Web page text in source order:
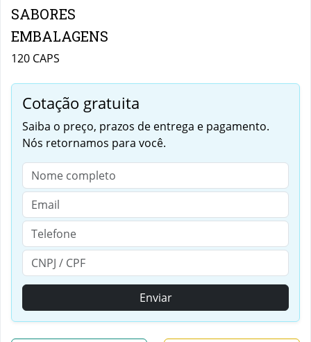
SABORES
EMBALAGENS
120 CAPS
Cotação gratuita
Saiba o preço, prazos de entrega e pagamento.
Nós retornamos para você.
Enviar